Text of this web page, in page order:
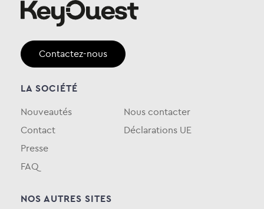
Contactez-nous
LA SOCIÉTÉ
Nouveautés
Contact
Presse
FAQ
Nous contacter
Déclarations UE
NOS AUTRES SITES